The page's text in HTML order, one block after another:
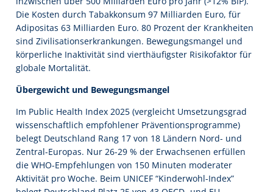
Die Kosten durch Tabakkonsum 97 Milliarden Euro, für
Adipositas 63 Milliarden Euro. 80 Prozent der Krankheiten
sind Zivilisationserkrankungen. Bewegungsmangel und
körperliche Inaktivität sind vierthäufigster Risikofaktor für
globale Mortalität.
Übergewicht und Bewegungsmangel
Im Public Health Index 2025 (vergleicht Umsetzungsgrad
wissenschaftlich empfohlener Präventionsprogramme)
belegt Deutschland Rang 17 von 18 Ländern Nord- und
Zentral-Europas. Nur 26-29 % der Erwachsenen erfüllen
die WHO-Empfehlungen von 150 Minuten moderater
Aktivität pro Woche. Beim UNICEF “Kinderwohl-Index”